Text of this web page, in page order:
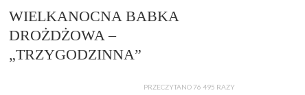
WIELKANOCNA BABKA
DROŻDŻOWA –
„TRZYGODZINNA”
PRZECZYTANO 76 495 RAZY